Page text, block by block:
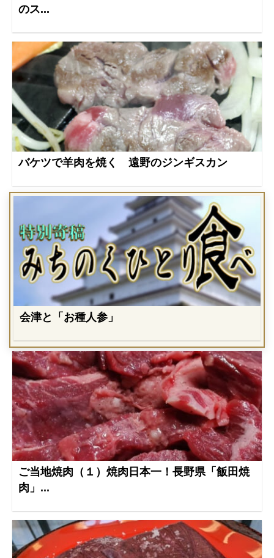
のス...
バケツで羊肉を焼く 遠野のジンギスカン
会津と「お種人参」
ご当地焼肉（１）焼肉日本一！長野県「飯田焼
肉」...